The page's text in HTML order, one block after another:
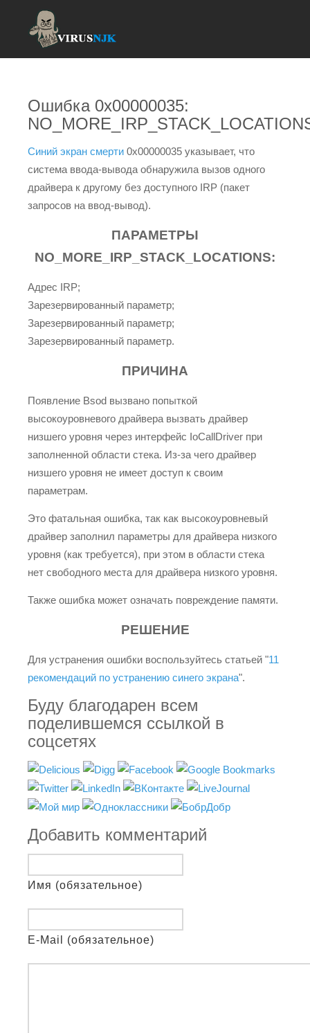
Ошибка 0x00000035:
Синий экран смерти 0x00000035 указывает, что
система ввода-вывода обнаружила вызов одного
драйвера к другому без доступного IRP (пакет
запросов на ввод-вывод).
ПАРАМЕТРЫ
NO_MORE_IRP_STACK_LOCATIONS:
Адрес IRP;
Зарезервированный параметр;
Зарезервированный параметр;
Зарезервированный параметр.
ПРИЧИНА
Появление Bsod вызвано попыткой
высокоуровневого драйвера вызвать драйвер
низшего уровня через интерфейс IoCallDriver при
заполненной области стека. Из-за чего драйвер
низшего уровня не имеет доступ к своим
параметрам.
Это фатальная ошибка, так как высокоуровневый
драйвер заполнил параметры для драйвера низкого
уровня (как требуется), при этом в области стека
нет свободного места для драйвера низкого уровня.
Также ошибка может означать повреждение памяти.
РЕШЕНИЕ
Для устранения ошибки воспользуйтесь статьей "11
рекомендаций по устранению синего экрана".
Буду благодарен всем
поделившемся ссылкой в
соцсетях
Добавить комментарий
Имя (обязательное)
E-Mail (обязательное)